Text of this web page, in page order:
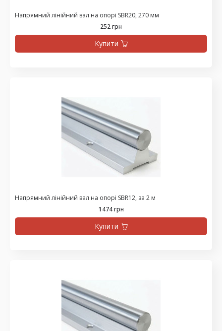
Напрямний лінійний вал на опорі SBR20, 270 мм
252 грн
Купити
Напрямний лінійний вал на опорі SBR12, за 2 м
1474 грн
Купити